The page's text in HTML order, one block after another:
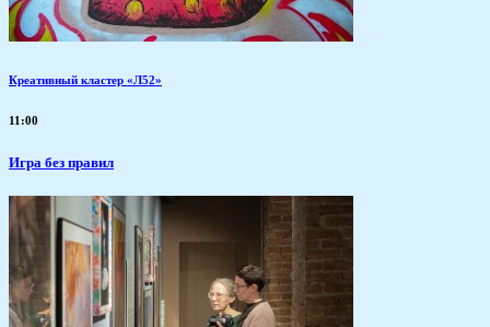
Креативный кластер «Л52»
11:00
​Игра без правил